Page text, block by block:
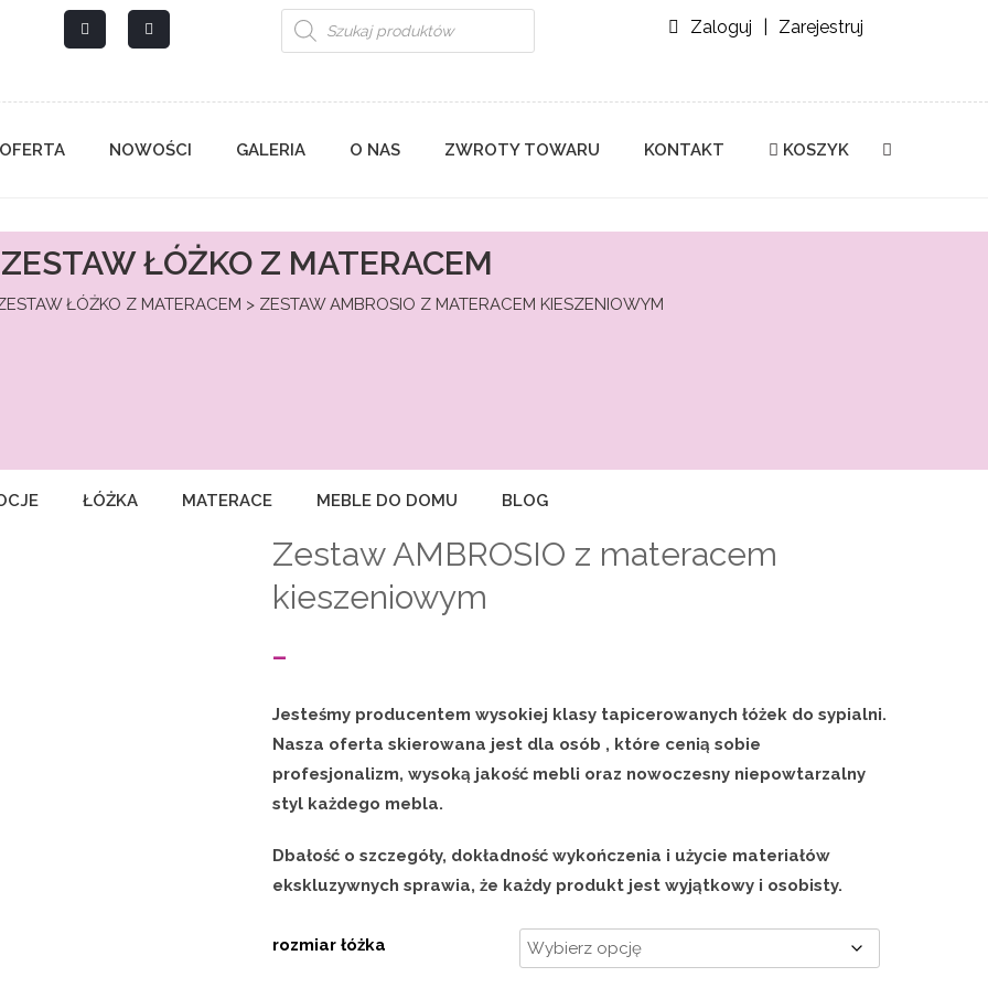
Wyszukiwarka
produktów
Zaloguj Zarejestruj
OFERTA NOWOŚCI GALERIA O NAS ZWROTY TOWARU KONTAKT KOSZYK
ZESTAW ŁÓŻKO Z MATERACEM
ŁÓŻKO Z MATERACEM > ZESTAW AMBROSIO Z MATERACEM KIESZENIOWYM
ŁÓŻKA MATERACE MEBLE DO DOMU BLOG
Zestaw AMBROSIO z materacem
kieszeniowym
–
od
2
do
400,00 zł
Jesteśmy producentem wysokiej klasy tapicerowanych łóżek do sypialni.
Nasza oferta skierowana jest dla osób , które cenią sobie
profesjonalizm, wysoką jakość mebli oraz nowoczesny niepowtarzalny
styl każdego mebla.
Dbałość o szczegóły, dokładność wykończenia i użycie materiałów
ekskluzywnych sprawia, że każdy produkt jest wyjątkowy i osobisty.
rozmiar łóżka